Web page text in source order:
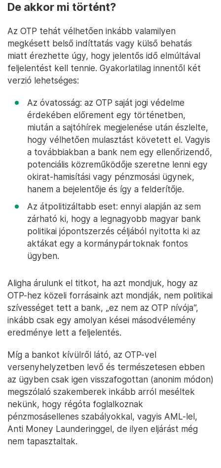
De akkor mi történt?
Az OTP tehát vélhetően inkább valamilyen
megkésett belső indíttatás vagy külső behatás
miatt érezhette úgy, hogy jelentős idő elmúltával
feljelentést kell tennie. Gyakorlatilag innentől két
verzió lehetséges:
Az óvatosság: az OTP saját jogi védelme
érdekében előrement egy történetben,
miután a sajtóhírek megjelenése után észlelte,
hogy vélhetően mulasztást követett el. Vagyis
a továbbiakban a bank nem egy ellenőrizendő,
potenciális közreműködője szeretne lenni egy
okirat-hamisítási vagy pénzmosási ügynek,
hanem a bejelentője és így a felderítője.
Az átpolitizáltabb eset: ennyi alapján az sem
zárható ki, hogy a legnagyobb magyar bank
politikai jópontszerzés céljából nyitotta ki az
aktákat egy a kormánypártoknak fontos
ügyben.
Aligha árulunk el titkot, ha azt mondjuk, hogy az
OTP-hez közeli forrásaink azt mondják, nem politikai
szívességet tett a bank, „ez nem az OTP nívója”,
inkább csak egy amolyan kései másodvélemény
eredménye lett a feljelentés.
Míg a bankot kívülről látó, az OTP-vel
versenyhelyzetben levő és természetesen ebben
az ügyben csak igen visszafogottan (anonim módon)
megszólaló szakemberek inkább arról meséltek
nekünk, hogy régóta foglalkoznak
pénzmosásellenes szabályokkal, vagyis AML-lel,
Anti Money Launderinggel, de ilyen eljárást még
nem tapasztaltak.